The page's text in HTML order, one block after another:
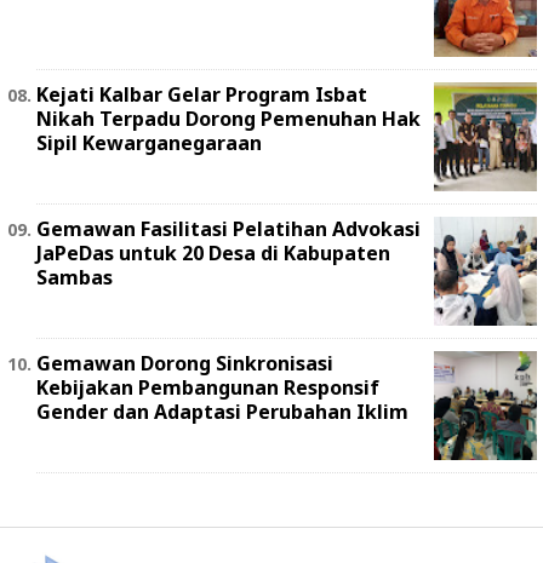
Kejati Kalbar Gelar Program Isbat
Nikah Terpadu Dorong Pemenuhan Hak
Sipil Kewarganegaraan
Gemawan Fasilitasi Pelatihan Advokasi
JaPeDas untuk 20 Desa di Kabupaten
Sambas
Gemawan Dorong Sinkronisasi
Kebijakan Pembangunan Responsif
Gender dan Adaptasi Perubahan Iklim